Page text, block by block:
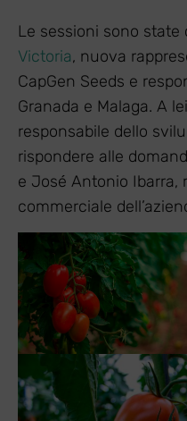
Le sessioni sono state
Victoria, nuova
CapGen Seeds e
Granada e Malaga. A
responsabile dello
rispondere alle
e José Antonio Ibarra,
commerciale